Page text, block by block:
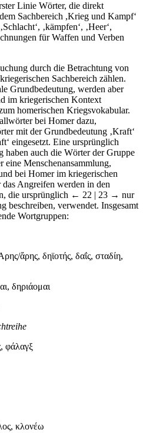
Linie Wörter, die direkt
Sachbereich ,Krieg und Kampf‘
‚kämpfen‘, ‚Heer‘,
für Waffen und Verben
durch die Betrachtung von
Sachbereich zählen.
Grundbedeutung, werden aber
im kriegerischen Kontext
homerischen Kriegsvokabular.
bei Homer dazu,
mit der Grundbedeutung ‚Kraft‘
eingesetzt. Eine ursprünglich
haben auch die Wörter der Gruppe
eine Menschenansammlung,
bei Homer im kriegerischen
Angreifen werden in den
die ursprünglich ← 22 | 23 → nur
beschreiben, verwendet. Insgesamt
Wortgruppen:
ρης/ἄρης, δηϊοτής, δαΐς, σταδίη,
δηριάομαι
φάλαγξ
κλονέω